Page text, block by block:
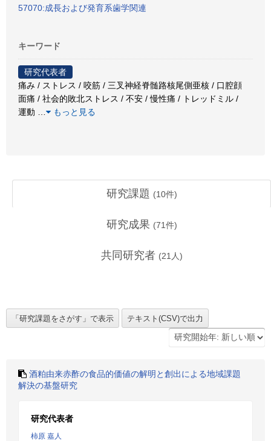
57070:成長および発育系歯学関連
キーワード
研究代表者
痛み / ストレス / 咬筋 / 三叉神経脊髄路核尾側亜核 / 口腔顔
面痛 / 社会的敗北ストレス / 不安 / 慢性痛 / トレッドミル /
運動
もっと見る
研究課題 (10件)
研究成果 (71件)
共同研究者 (21 人)
酒粕由来赤酢の食品的価値の解明と創出による地域課題
解決の基盤研究
研究代表者
柿原 嘉人